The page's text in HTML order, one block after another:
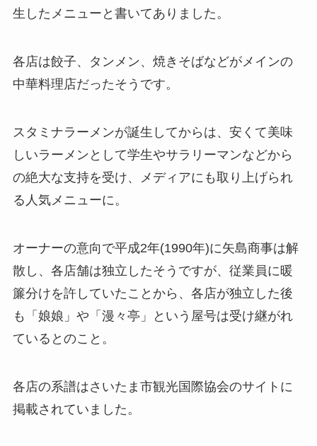
生したメニューと書いてありました。
各店は餃子、タンメン、焼きそばなどがメインの
中華料理店だったそうです。
スタミナラーメンが誕生してからは、安くて美味
しいラーメンとして学生やサラリーマンなどから
の絶大な支持を受け、メディアにも取り上げられ
る人気メニューに。
オーナーの意向で平成2年(1990年)に矢島商事は解
散し、各店舗は独立したそうですが、従業員に暖
簾分けを許していたことから、各店が独立した後
も「娘娘」や「漫々亭」という屋号は受け継がれ
ているとのこと。
各店の系譜はさいたま市観光国際協会のサイトに
掲載されていました。